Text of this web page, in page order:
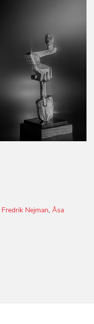
Fredrik Nejman,Åsa